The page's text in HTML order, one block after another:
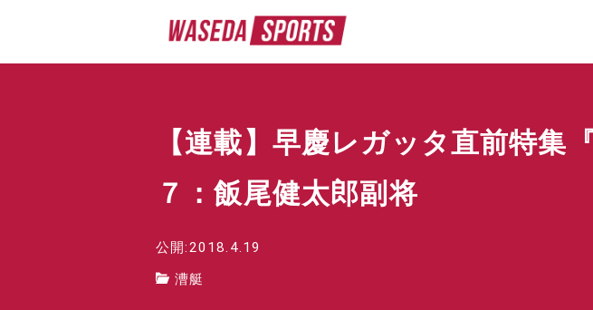
【連載】早慶レガッタ直前特
７：飯尾健太郎副将
公開:2018.4.19
漕艇